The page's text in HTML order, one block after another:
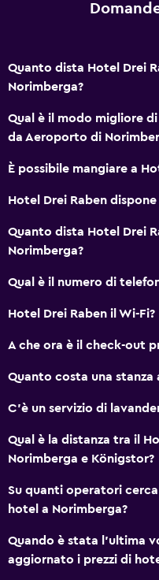
Insonorizzazione
Vista sulla città
Asciugacapelli
Doccia
Cuffia da doccia
WC aggiuntivo
Vasca
Bidet
Spazzolino da denti
Bancomat
Servizio concierge
Sportello escursioni
Quanto dista Hotel Drei
Norimberga?
Qual è il modo migliore
da Aeroporto di
È possibile mangiare a
Hotel Drei Raben
Quanto dista Hotel Drei
Norimberga?
Qual è il numero di
Hotel Drei Raben il Wi-Fi?
A che ora è il check-out
Quanto costa una stanza
C'è un servizio di
Qual è la distanza tra il
Norimberga e Königstor?
Su quanti operatori
hotel a Norimberga?
Quando è stata l'ultima
aggiornato i prezzi di